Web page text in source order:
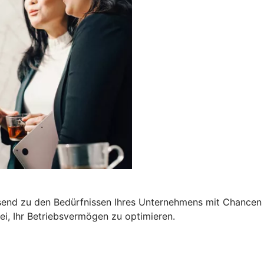
zu den Bedürfnissen Ihres Unternehmens mit
Ihr Betriebsvermögen zu optimieren.